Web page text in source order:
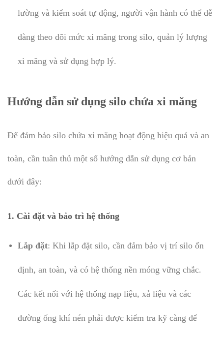
lường và kiểm soát tự động, người vận hành có thể dễ
dàng theo dõi mức xi măng trong silo, quản lý lượng
xi măng và sử dụng hợp lý.
Hướng dẫn sử dụng silo chứa xi măng
Để đảm bảo silo chứa xi măng hoạt động hiệu quả và an
toàn, cần tuân thủ một số hướng dẫn sử dụng cơ bản
dưới đây:
1. Cài đặt và bảo trì hệ thống
Lắp đặt: Khi lắp đặt silo, cần đảm bảo vị trí silo ổn
định, an toàn, và có hệ thống nền móng vững chắc.
Các kết nối với hệ thống nạp liệu, xả liệu và các
đường ống khí nén phải được kiểm tra kỹ càng để